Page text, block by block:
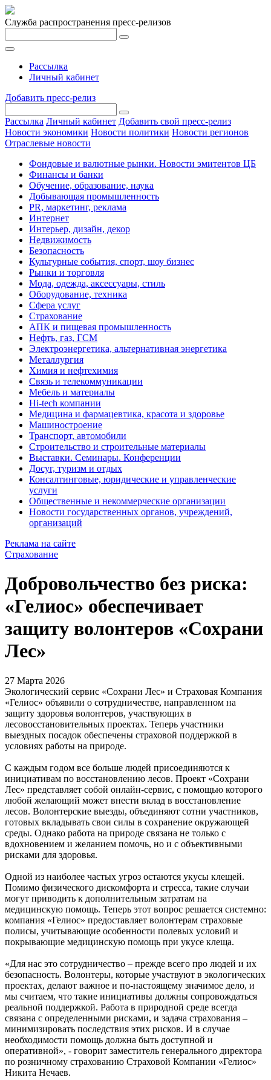
Служба распространения пресс-релизов
Рассылка
Личный кабинет
Добавить пресс-релиз
Рассылка Личный кабинет Добавить свой пресс-релиз
Новости экономики Новости политики Новости регионов
Отраслевые новости
Фондовые и валютные рынки. Новости эмитентов ЦБ
Финансы и банки
Обучение, образование, наука
Добывающая промышленность
PR, маркетинг, реклама
Интернет
Интерьер, дизайн, декор
Недвижимость
Безопасность
Культурные события, спорт, шоу бизнес
Рынки и торговля
Мода, одежда, аксессуары, стиль
Оборудование, техника
Сфера услуг
Страхование
АПК и пищевая промышленность
Нефть, газ, ГСМ
Электроэнергетика, альтернативная энергетика
Металлургия
Химия и нефтехимия
Связь и телекоммуникации
Мебель и материалы
Hi-tech компании
Медицина и фармацевтика, красота и здоровье
Машиностроение
Транспорт, автомобили
Строительство и строительные материалы
Выставки. Семинары. Конференции
Досуг, туризм и отдых
Консалтинговые, юридические и управленческие
услуги
Общественные и некоммерческие организации
Новости государственных органов, учреждений,
организаций
Реклама на сайте
Страхование
Добровольчество без риска:
«Гелиос» обеспечивает
защиту волонтеров «Сохрани
Лес»
27 Марта 2026
Экологический сервис «Сохрани Лес» и Страховая Компания
«Гелиос» объявили о сотрудничестве, направленном на
защиту здоровья волонтеров, участвующих в
лесовосстановительных проектах. Теперь участники
выездных посадок обеспечены страховой поддержкой в
условиях работы на природе.
С каждым годом все больше людей присоединяются к
инициативам по восстановлению лесов. Проект «Сохрани
Лес» представляет собой онлайн-сервис, с помощью которого
любой желающий может внести вклад в восстановление
лесов. Волонтерские выезды, объединяют сотни участников,
готовых вкладывать свои силы в сохранение окружающей
среды. Однако работа на природе связана не только с
вдохновением и желанием помочь, но и с объективными
рисками для здоровья.
Одной из наиболее частых угроз остаются укусы клещей.
Помимо физического дискомфорта и стресса, такие случаи
могут приводить к дополнительным затратам на
медицинскую помощь. Теперь этот вопрос решается системно:
компания «Гелиос» предоставляет волонтерам страховые
полисы, учитывающие особенности полевых условий и
покрывающие медицинскую помощь при укусе клеща.
«Для нас это сотрудничество – прежде всего про людей и их
безопасность. Волонтеры, которые участвуют в экологических
проектах, делают важное и по-настоящему значимое дело, и
мы считаем, что такие инициативы должны сопровождаться
реальной поддержкой. Работа в природной среде всегда
связана с определенными рисками, и задача страхования –
минимизировать последствия этих рисков. И в случае
необходимости помощь должна быть доступной и
оперативной», - говорит заместитель генерального директора
по розничному страхованию Страховой Компании «Гелиос»
Никита Нечаев.